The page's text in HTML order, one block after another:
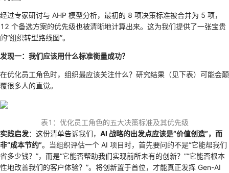
经过专家研讨与 AHP 模型分析，最初的 8 项决策标准被合并为 5 项，
12 个备选方案的优先级也被清晰地计算出来。这为我们提供了一张宝贵
的“组织转型路线图”。
发现一：我们应该用什么标准衡量成功？
在优化员工角色时，组织最应该关注什么？研究结果（见下表）可能会颠
覆很多人的直觉。
表1：优化员工角色的五大决策标准及其优先级
实践启发：这份清单告诉我们， AI 战略的出发点应该是“价值创造”，而
非“成本节约”。当组织评估一个 AI 项目时，首先要问的不是“它能帮我们
省多少钱？”，而是“它能否帮助我们实现前所未有的创新？”“它能否根本
性地改善我们的客户体验？”。将创新置于首位，才能真正发挥 Gen-AI